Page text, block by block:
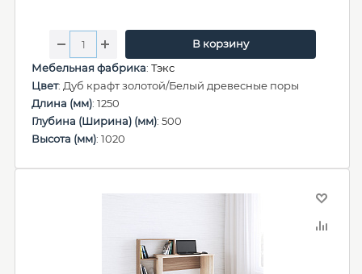
В корзину
Мебельная фабрика: Тэкс
Цвет: Дуб крафт золотой/Белый древесные поры
Длина (мм): 1250
Глубина (Ширина) (мм): 500
Высота (мм): 1020